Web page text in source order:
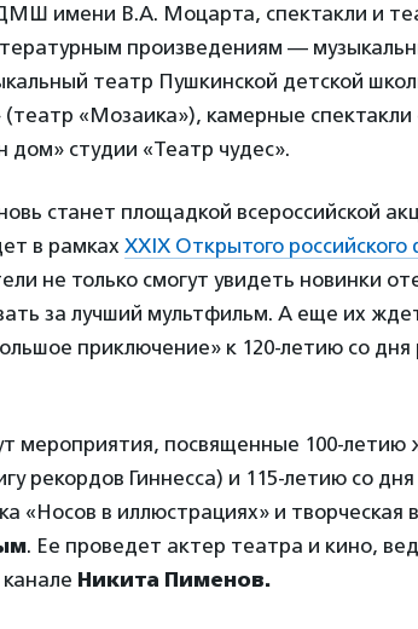
имени В.А. Моцарта, спектакли и
произведениям —
театр Пушкинской детской
(театр «Мозаика»), камерные
студии «Театр чудес».
станет площадкой всероссийской
в рамках XXIX Открытого российского
не только смогут увидеть новинки
за лучший мультфильм. А еще их
приключение» к 120-летию со
мероприятия, посвященные 100-летию
рекордов Гиннесса) и 115-летию со
«Носов в иллюстрациях» и творческая
. Ее проведет актер театра и кино,
Никита Пименов.